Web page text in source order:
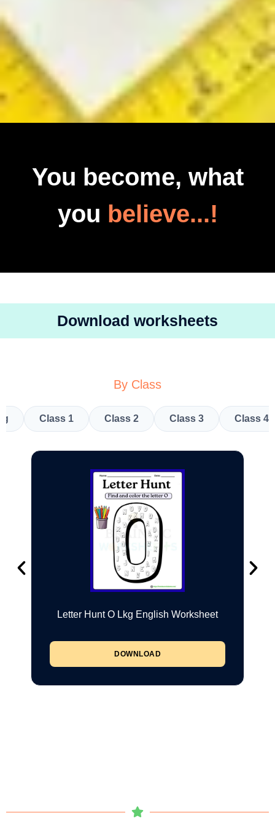
You become, what
you believe...!
Download worksheets
By Class
Class 1 Class 2 Class 3 Class 4
Letter Hunt O Lkg English Worksheet
DOWNLOAD